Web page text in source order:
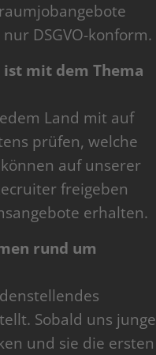
DSGVO-konform.
ist mit dem Thema
Land mit auf
prüfen, welche
auf unserer
freigeben
erhalten.
rund um
Sobald uns junge
und sie die ersten